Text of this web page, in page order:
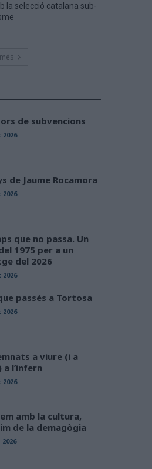
la selecció catalana sub-
de subvencions
2026
de Jaume Rocamora
2026
que no passa. Un
1975 per a un
del 2026
2026
passés a Tortosa
2026
a viure (i a
l’infern
2026
amb la cultura,
de la demagògia